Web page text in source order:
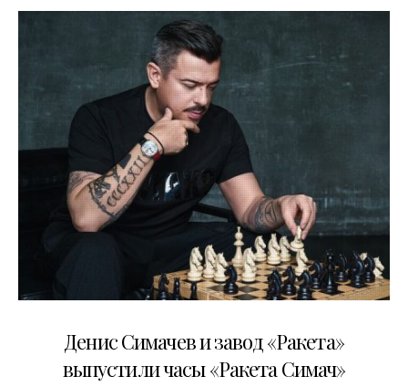
Денис Симачев и завод «Ракета»
выпустили часы «Ракета Симач»